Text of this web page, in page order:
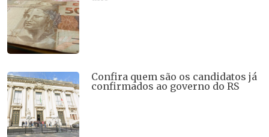
Confira quem são os candidatos já
confirmados ao governo do RS